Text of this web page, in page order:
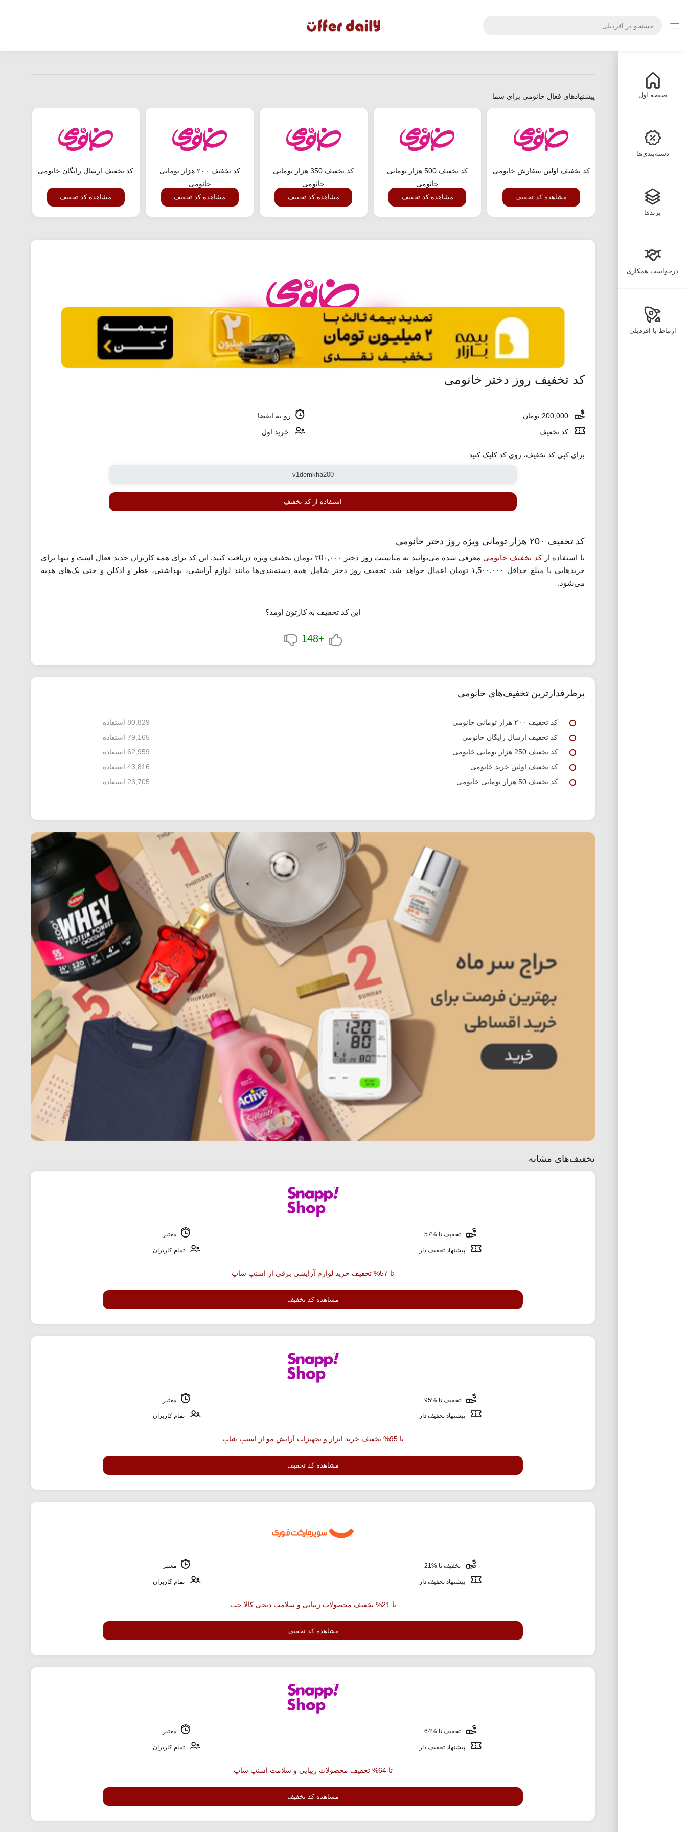
صفحه اول
دسته‌بندی‌ها
برندها
درخواست همکاری
ارتباط با آفردیلی
پیشنهادهای فعال خانومی برای شما
کد تخفیف اولین سفارش خانومی
مشاهده کد تخفیف
کد تخفیف 500 هزار تومانی
خانومی
مشاهده کد تخفیف
کد تخفیف 350 هزار تومانی
خانومی
مشاهده کد تخفیف
کد تخفیف ۲۰۰ هزار تومانی
خانومی
مشاهده کد تخفیف
کد تخفیف ارسال رایگان خانومی
مشاهده کد تخفیف
کد تخفیف روز دختر خانومی
رو به انقضا
کد تخفیف
خرید اول
برای کپی کد تخفیف، روی کد کلیک کنید:
استفاده از کد تخفیف
کد تخفیف ۲0۰ هزار تومانی ویژه روز دختر خانومی
با استفاده ازکد تخفیف خانومی
معرفی شده می‌توانید به مناسبت روز دختر ۲0۰,۰۰۰ تومان تخفیف ویژه دریافت کنید. این کد برای همه کاربران جدید فعال است و تنها برای
خریدهایی با مبلغ حداقل ۱,5۰۰,۰۰۰ تومان اعمال خواهد شد. تخفیف روز دختر شامل همه دسته‌بندی‌ها مانند لوازم آرایشی، بهداشتی، عطر و ادکلن و حتی پک‌های هدیه
می‌شود.
گزینه‌ای عالی باشند. خانومی با ارائه برندهای معتبر و تضمین اصالت کالا، انتخابی مطمئن برای خرید اینترنتی به شمار می‌رود. استفاده از این کد تخفیف کمک می‌کند در کنار
این کد تخفیف به کارتون اومد؟
+148
پرطرفدارترین تخفیف‌های خانومی
کد تخفیف ۲۰۰ هزار تومانی خانومی
80,829 استفاده
کد تخفیف ارسال رایگان خانومی
79,165 استفاده
کد تخفیف 250 هزار تومانی خانومی
62,959 استفاده
کد تخفیف اولین خرید خانومی
43,816 استفاده
کد تخفیف 50 هزار تومانی خانومی
23,705 استفاده
تخفیف‌های مشابه
تخفیف تا %57 معتبر
پیشنهاد تخفیف دار تمام کاربران
تا 57% تخفیف خرید لوازم آرایشی برقی از اسنپ شاپ
مشاهده کد تخفیف
تخفیف تا %95 معتبر
پیشنهاد تخفیف دار تمام کاربران
تا 95% تخفیف خرید ابزار و تجهیزات آرایش مو از اسنپ شاپ
مشاهده کد تخفیف
تخفیف تا %21 معتبر
پیشنهاد تخفیف دار تمام کاربران
تا 21% تخفیف محصولات زیبایی و سلامت دیجی کالا جت
مشاهده کد تخفیف
تخفیف تا %64 معتبر
پیشنهاد تخفیف دار تمام کاربران
تا 64% تخفیف محصولات زیبایی و سلامت اسنپ شاپ
مشاهده کد تخفیف